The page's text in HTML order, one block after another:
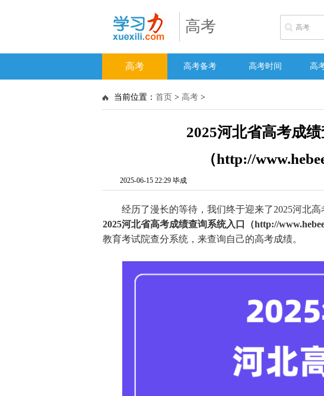
高考
高考 高考备考 高考时间 高
当前位置： 首页 > 高考 >
2025河北省高考成
（http://
2025-06-15 22:29 毕成
经历了漫长的等待，我们终于迎来了2025河北高
2025河北省高考成绩查询系统入口（http://
教育考试院查分系统，来查询自己的高考成绩。